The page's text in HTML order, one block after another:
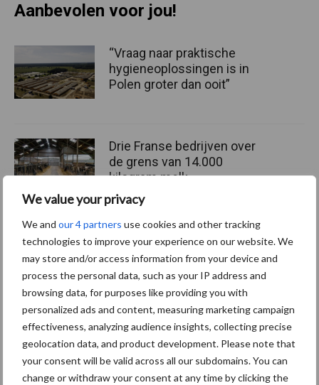
We value your privacy
We and our 4 partners use cookies and other tracking
technologies to improve your experience on our website. We
may store and/or access information from your device and
process the personal data, such as your IP address and
browsing data, for purposes like providing you with
personalized ads and content, measuring marketing campaign
effectiveness, analyzing audience insights, collecting precise
geolocation data, and product development. Please note that
your consent will be valid across all our subdomains. You can
change or withdraw your consent at any time by clicking the
Aanbevolen voor jou!
“Vraag naar praktische
hygieneoplossingen is in
Polen groter dan ooit”
Drie Franse bedrijven over
de grens van 14.000
kilogram melk
Pöttinger introduceert
compacte dubbelrotor-
zwadhark in de hef
Themapagina's